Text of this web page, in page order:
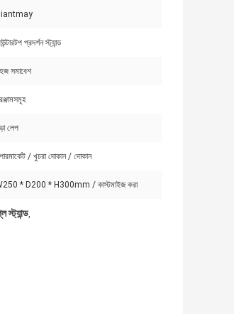
প্রদর্শন স্ট্যান্ড
সমাবেশ
লেপ
/ খুচরা দোকান / দোকান
* D200 * H300mm / কাস্টমাইজ করা
স্ট্যান্ড,